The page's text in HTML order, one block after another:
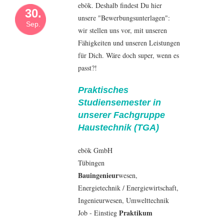
30.
Sep.
ebök. Deshalb findest Du hier
unsere "Bewerbungsunterlagen":
wir stellen uns vor, mit unseren
Fähigkeiten und unseren Leistungen
für Dich. Wäre doch super, wenn es
passt?!
Praktisches
Studiensemester in
unserer Fachgruppe
Haustechnik (TGA)
ebök GmbH
Tübingen
Bauingenieurwesen,
Energietechnik / Energiewirtschaft,
Ingenieurwesen, Umwelttechnik
Job - Einstieg Praktikum